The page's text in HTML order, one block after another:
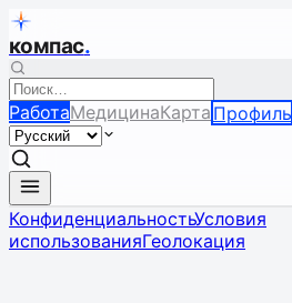
компас.
РаботаМедицинаКарта Профиль
КонфиденциальностьУсловия
использованияГеолокация